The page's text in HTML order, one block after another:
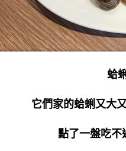
蛤
它們家的蛤蜊又大
點了一盤吃不